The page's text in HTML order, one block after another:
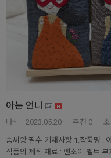
아는 언니
다* 2023.05.20 추천 0
솜씨왕 필수 기재사항 1.작품명 :
작품의 제작 재료 : 엔조이 퀼트